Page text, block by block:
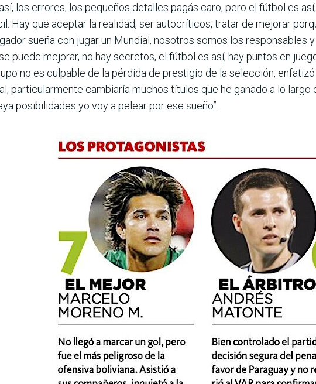
los errores, los pequeños detalles pagás caro, pero el fútbol es
Hay que aceptar la realidad, ser autocríticos, tratar de mejorar
sueña con jugar un Mundial, nosotros somos los responsables
puede mejorar, no hay secretos, el fútbol es así, hay puntos en
no es culpable de la pérdida de prestigio de la selección,
particularmente cambiaría muchos títu­los que he ganado a lo largo
posibilidades yo voy a pelear por ese sueño”.